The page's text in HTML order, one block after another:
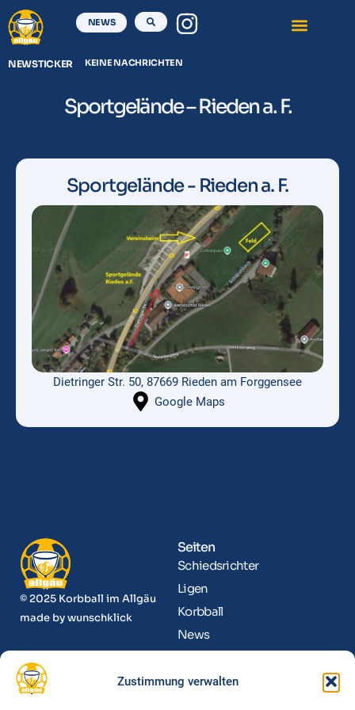
Zustimmung verwalten
NEWS
NEWSTICKER KEINE NACHRICHTEN
Sportgelände – Rieden a. F.
Sportgelände - Rieden a. F.
Dietringer Str. 50, 87669 Rieden am Forggensee
Google Maps
© 2025 Korbball im Allgäu
made bywunschklick
Seiten
Schiedsrichter
Ligen
Korbball
News